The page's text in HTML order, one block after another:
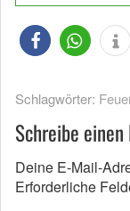
Schlagwörter:
Schreibe
Deine E-Mail-
Erforderliche